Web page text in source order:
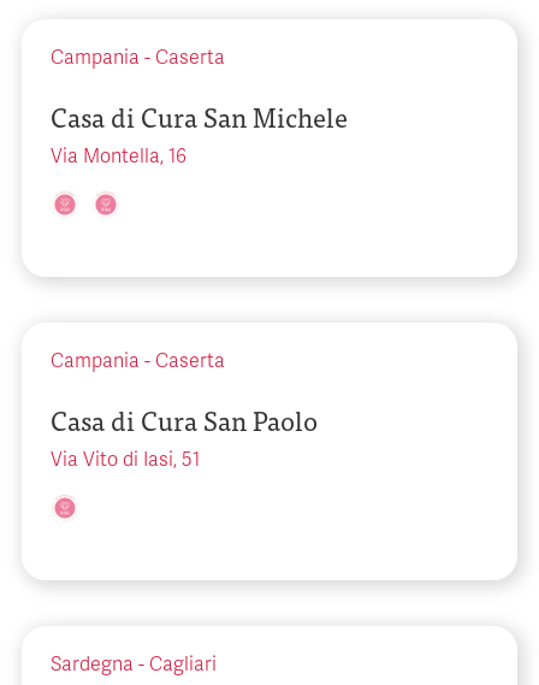
Campania - Caserta
Casa di Cura San Michele
Via Montella, 16
Campania - Caserta
Casa di Cura San Paolo
Via Vito di Iasi, 51
Sardegna - Cagliari